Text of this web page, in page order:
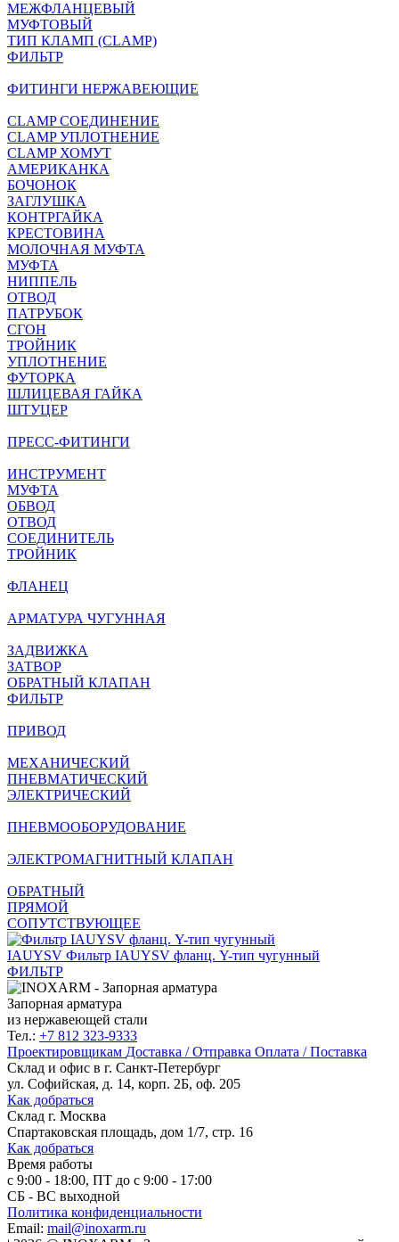
МЕЖФЛАНЦЕВЫЙ
МУФТОВЫЙ
ТИП КЛАМП (CLAMP)
ФИЛЬТР
ФИТИНГИ НЕРЖАВЕЮЩИЕ
CLAMP СОЕДИНЕНИЕ
CLAMP УПЛОТНЕНИЕ
CLAMP ХОМУТ
АМЕРИКАНКА
БОЧОНОК
ЗАГЛУШКА
КОНТРГАЙКА
КРЕСТОВИНА
МОЛОЧНАЯ МУФТА
МУФТА
НИППЕЛЬ
ОТВОД
ПАТРУБОК
СГОН
ТРОЙНИК
УПЛОТНЕНИЕ
ФУТОРКА
ШЛИЦЕВАЯ ГАЙКА
ШТУЦЕР
ПРЕСС-ФИТИНГИ
ИНСТРУМЕНТ
МУФТА
ОБВОД
ОТВОД
СОЕДИНИТЕЛЬ
ТРОЙНИК
ФЛАНЕЦ
АРМАТУРА ЧУГУННАЯ
ЗАДВИЖКА
ЗАТВОР
ОБРАТНЫЙ КЛАПАН
ФИЛЬТР
ПРИВОД
МЕХАНИЧЕСКИЙ
ПНЕВМАТИЧЕСКИЙ
ЭЛЕКТРИЧЕСКИЙ
ПНЕВМООБОРУДОВАНИЕ
ЭЛЕКТРОМАГНИТНЫЙ КЛАПАН
ОБРАТНЫЙ
ПРЯМОЙ
СОПУТСТВУЮЩЕЕ
IAUYSV Фильтр IAUYSV фланц. Y-тип чугунный
ФИЛЬТР
Запорная арматура
из нержавеющей стали
Тел.: +7 812 323-9333
Проектировщикам Доставка / Отправка Оплата / Поставка
Склад и офис в г. Санкт-Петербург
ул. Софийская, д. 14, корп. 2Б, оф. 205
Как добраться
Склад г. Москва
Спартаковская площадь, дом 1/7, стр. 16
Как добраться
Время работы
с 9:00 - 18:00, ПТ до с 9:00 - 17:00
СБ - ВС выходной
Политика конфиденциальности
Email: mail@inoxarm.ru